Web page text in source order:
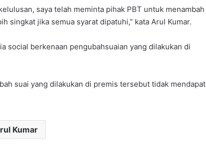
saya telah meminta pihak PBT untuk menambah
singkat jika semua syarat dipatuhi,” kata Arul Kumar.
social berkenaan pengubahsuaian yang dilakukan di
suai yang dilakukan di premis tersebut tidak mendapat
Kumar